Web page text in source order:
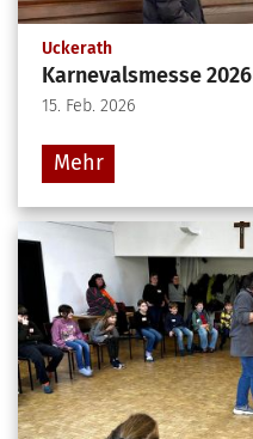
Uckerath:
Karnevalsmesse 2026
15. Feb. 2026
Mehr